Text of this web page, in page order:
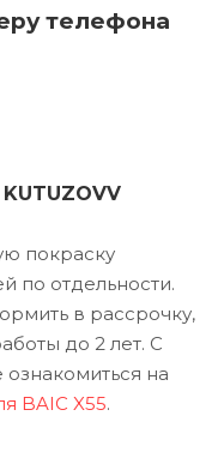
телефона
покраску
по отдельности.
в рассрочку,
до 2 лет. С
на
BAIC X55.